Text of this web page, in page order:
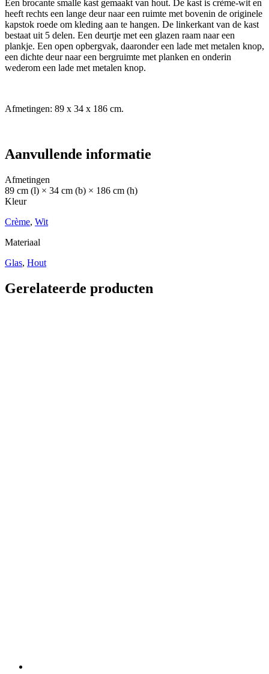
Een brocante smalle kast gemaakt van hout. De kast is crème-wit en
heeft rechts een lange deur naar een ruimte met bovenin de originele
kapstok roede om kleding aan te hangen. De linkerkant van de kast
bestaat uit 5 delen. Een deurtje met een glazen raam naar een
plankje. Een open opbergvak, daaronder een lade met metalen knop,
een dichte deur naar een bergruimte met planken en onderin
wederom een lade met metalen knop.
Afmetingen: 89 x 34 x 186 cm.
Aanvullende informatie
Afmetingen
89 cm (l) × 34 cm (b) × 186 cm (h)
Kleur
Crème, Wit
Materiaal
Glas, Hout
Gerelateerde producten